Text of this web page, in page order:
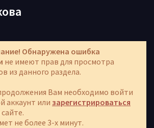
Обнаружена ошибка
не имеют прав для просмотра
из данного раздела.
Вам необходимо войти
аккаунт или зарегистрироваться
не более 3-х минут.